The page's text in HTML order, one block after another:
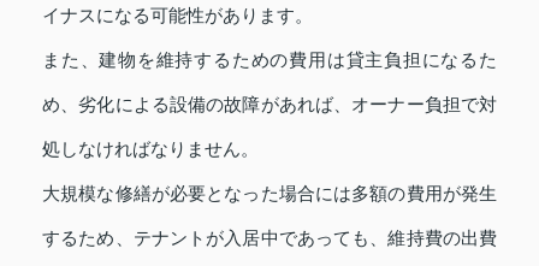
イナスになる可能性があります。
また、建物を維持するための費用は貸主負担になるた
め、劣化による設備の故障があれば、オーナー負担で対
処しなければなりません。
大規模な修繕が必要となった場合には多額の費用が発生
するため、テナントが入居中であっても、維持費の出費